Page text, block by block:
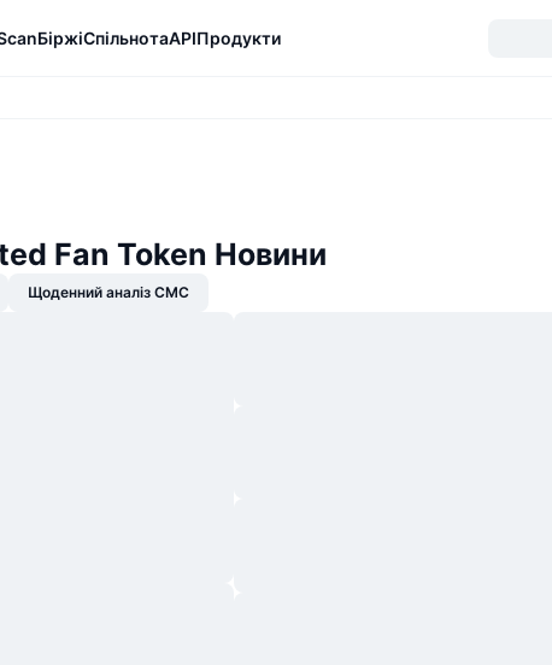
БіржіСпільнотаAPIПродукти
Fan Token Новини
Щоденний аналіз CMC